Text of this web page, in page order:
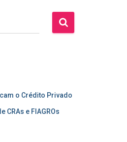
o Crédito Privado
CRAs e FIAGROs